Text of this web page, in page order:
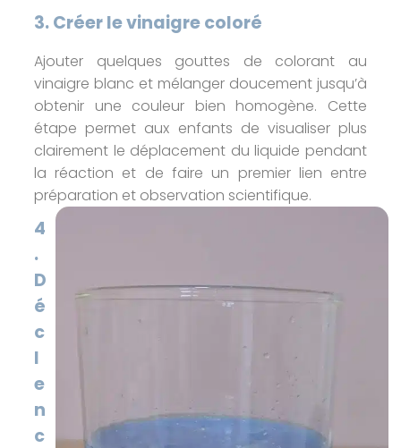
3.Créer le vinaigre coloré
Ajouter quelques gouttes de colorant au
vinaigre blanc et mélanger doucement jusqu’à
obtenir une couleur bien homogène. Cette
étape permet aux enfants de visualiser plus
clairement le déplacement du liquide pendant
la réaction et de faire un premier lien entre
préparation et observation scientifique.
4
.
D
é
c
l
e
n
c